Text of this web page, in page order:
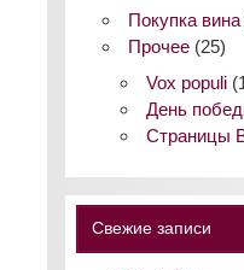
Покупка вина
Прочее (25)
Vox populi
День
Страницы
Свежие записи